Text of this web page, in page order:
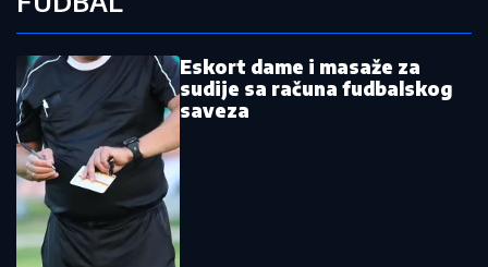
Slavni sportista ubio ženu
Opasno zgodna: Skinula se supruga
Lionela Mesija (FOTO)